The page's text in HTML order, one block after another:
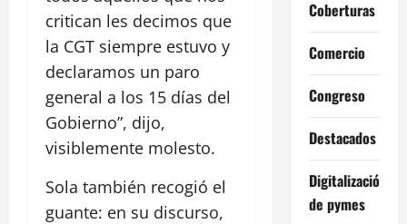
critican les decimos que
la CGT siempre estuvo y
declaramos un paro
general a los 15 días del
Gobierno”, dijo,
visiblemente molesto.
Sola también recogió el
guante: en su discurso,
Coberturas
Comercio
Congreso
Destacados
Digitalización
de pymes